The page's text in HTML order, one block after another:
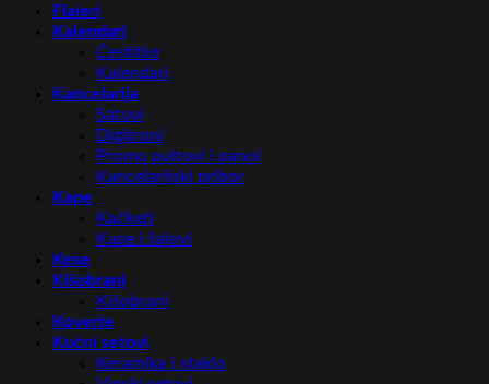
Flajeri
Kalendari
Čestitke
Kalendari
Kancelarija
Satovi
Digitroni
Promo pultovi i panoi
Kancelarijski pribor
Kape
Kačketi
Kape i šalovi
Kese
Kišobrani
Kišobrani
Koverte
Kućni setovi
Keramika i staklo